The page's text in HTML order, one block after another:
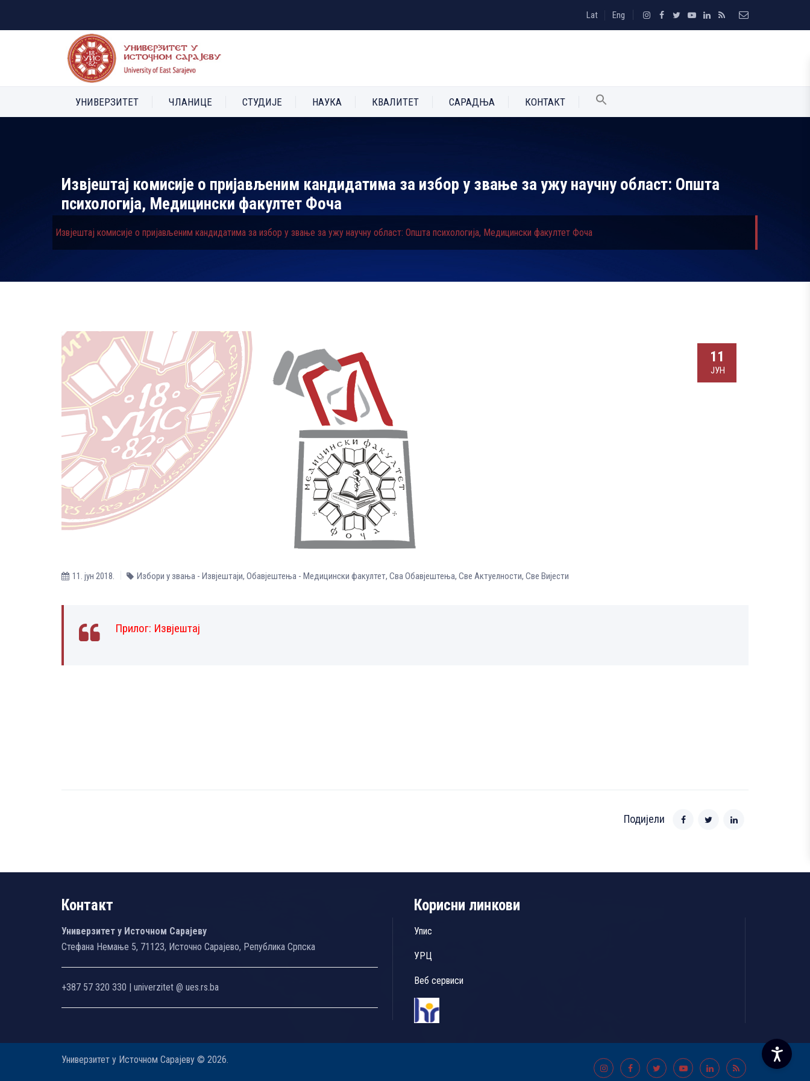
Lat Eng
УНИВЕРЗИТЕТ ЧЛАНИЦЕ СТУДИЈЕ НАУКА КВАЛИТЕТ САРАДЊА КОНТАКТ
Извјештај комисије о пријављеним кандидатима за избор у звање за ужу научну област: Општа
психологија, Медицински факултет Фоча
Извјештај комисије о пријављеним кандидатима за избор у звање за ужу научну област: Општа психологија, Медицински факултет Фоча
11
ЈУН
11. јун 2018. Избори у звања - Извјештаји, Обавјештења - Медицински факултет, Сва Обавјештења, Све Aктуелности, Све Вијести
Прилог: Извјештај
Подијели
Контакт
Универзитет у Источном Сарајеву
Стефана Немање 5, 71123, Источно Сарајево, Република Српска
+387 57 320 330 | univerzitet @ ues.rs.ba
Корисни линкови
Упис
УРЦ
Веб сервиси
Универзитет у Источном Сарајеву © 2026.